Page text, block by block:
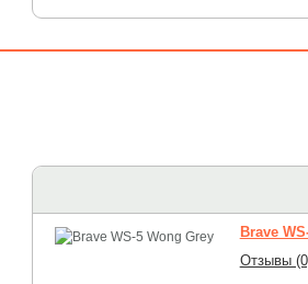
Brave
Отзывы